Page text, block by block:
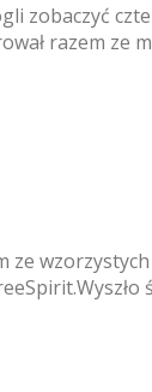
zobaczyć
razem ze